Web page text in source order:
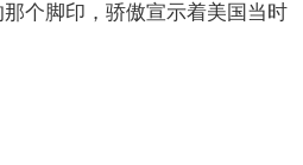
个脚印，骄傲宣示着美国当时